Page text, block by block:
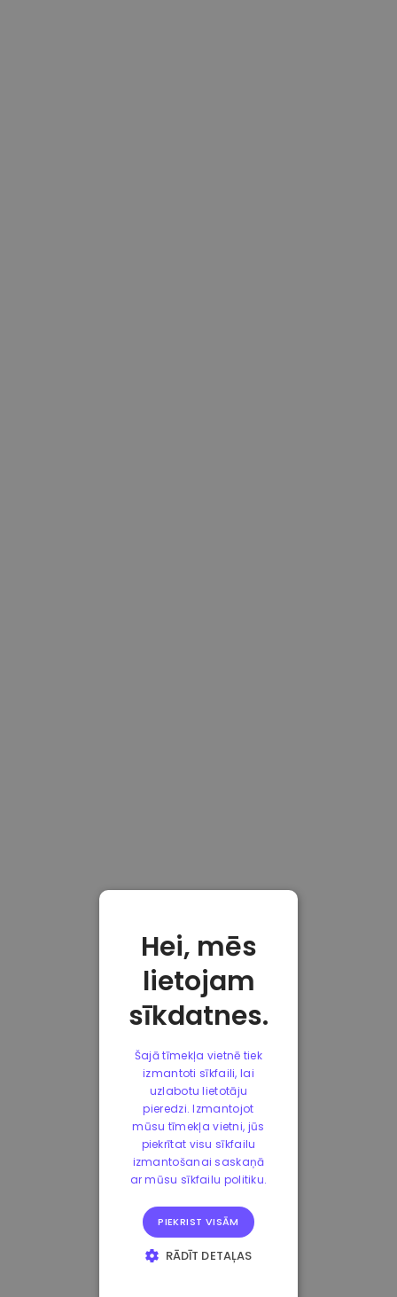
Hei, mēs
lietojam
sīkdatnes.
Šajā tīmekļa vietnē tiek
izmantoti sīkfaili, lai
uzlabotu lietotāju
pieredzi. Izmantojot
mūsu tīmekļa vietni, jūs
piekrītat visu sīkfailu
izmantošanai saskaņā
ar mūsu sīkfailu politiku.
PIEKRIST VISĀM
RĀDĪT DETAĻAS